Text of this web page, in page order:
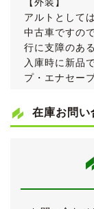
アルトとして
中古車ですの
行に支障のあ
入庫時に新品
プ・エナセー
【内装】
小傷・薄汚れ
てルームクリ
在庫お問い